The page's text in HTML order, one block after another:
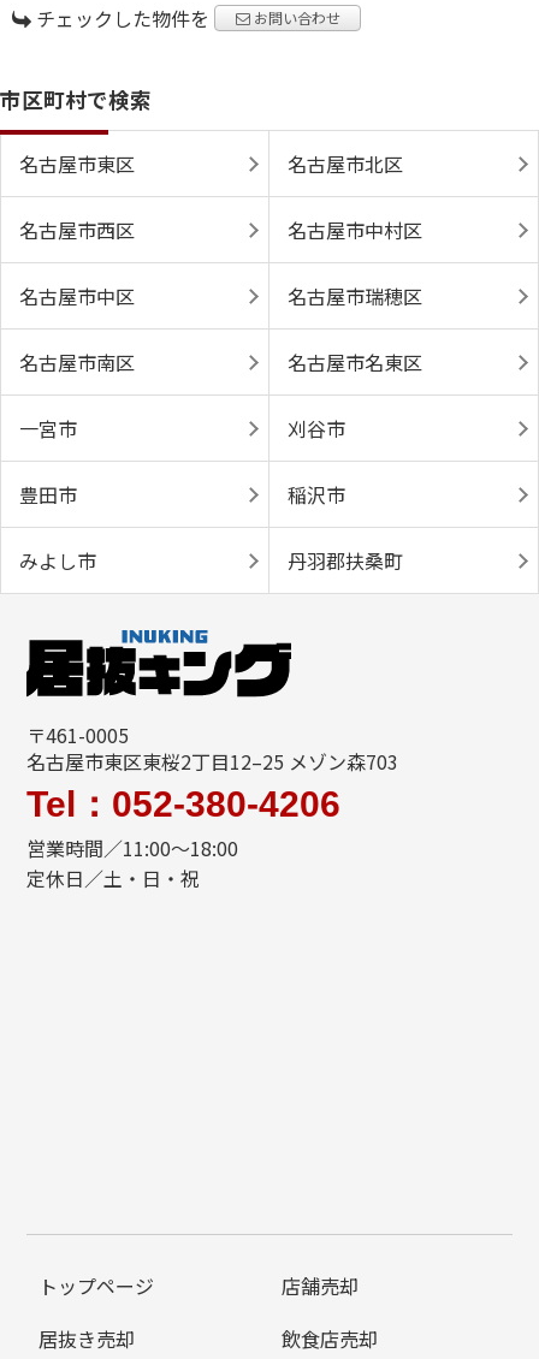
チェックした物件を
お問い合わせ
市区町村で検索
名古屋市東区 名古屋市北区
名古屋市西区 名古屋市中村区
名古屋市中区 名古屋市瑞穂区
名古屋市南区 名古屋市名東区
一宮市 刈谷市
豊田市 稲沢市
みよし市 丹羽郡扶桑町
〒461-0005
名古屋市東区東桜2丁目12–25 メゾン森703
Tel：052-380-4206
営業時間／11:00〜18:00
定休日／土・日・祝
トップページ
店舗売却
居抜き売却
飲食店売却